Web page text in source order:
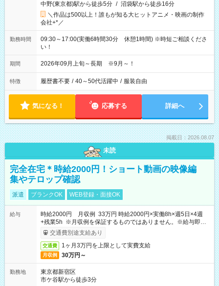
中野(東京都)駅から徒歩5分 / 沼袋駅から徒歩16分
＼作品は500以上！誰もが知る大ヒットアニメ・映画の制作
会社+*／
勤務時間
09:30～17:00(実働6時間30分 休憩1時間) ※時短ご相談くださ
い！
期間 2026年09月上旬～長期 ※9月～！
特徴 履歴書不要 / 40～50代活躍中 / 服装自由
気になる！ 応募する 詳細へ
掲載日：2026.08.07
未読
完全在宅＊時給2000円！ショート動画の映像編
集やテロップ確認
派遣 ブランクOK WEB登録・面接OK
給与
時給2000円 月収例 33万円 時給2000円×実働8h×週5日×4週
+残業5h ※月収例を保証するものではありません。※給与即受
取りサービス利用可（利用条件有）
交通費別途支給あり
交通費 1ヶ月3万円を上限として実費支給
月収例 30万円～
勤務地
東京都新宿区
市ケ谷駅から徒歩3分